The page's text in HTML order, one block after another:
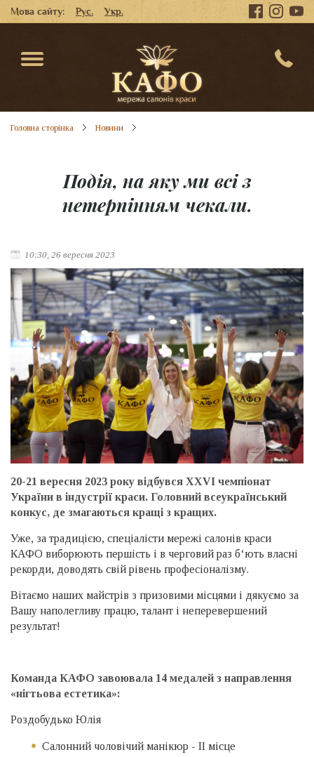
Мова сайту: Рус. Укр.
Головна сторінка Новини
Подія, на яку ми всі з
нетерпінням чекали.
10:30, 26 вересня 2023
20-21 вересня 2023 року відбувся XXVI чемпіонат
України в індустрії краси. Головний всеукраїнський
конкус, де змагаються кращі з кращих.
Уже, за традицією, спеціалісти мережі салонів краси
КАФО виборюють першість і в черговий раз б‘ють власні
рекорди, доводять свій рівень професіоналізму.
Вітаємо наших майстрів з призовими місцями і дякуємо за
Вашу наполегливу працю, талант і неперевершений
результат!
Команда КАФО завоювала 14 медалей з направлення
«нігтьова естетика»:
Роздобудько Юлія
Салонний чоловічий манікюр - ІІ місце